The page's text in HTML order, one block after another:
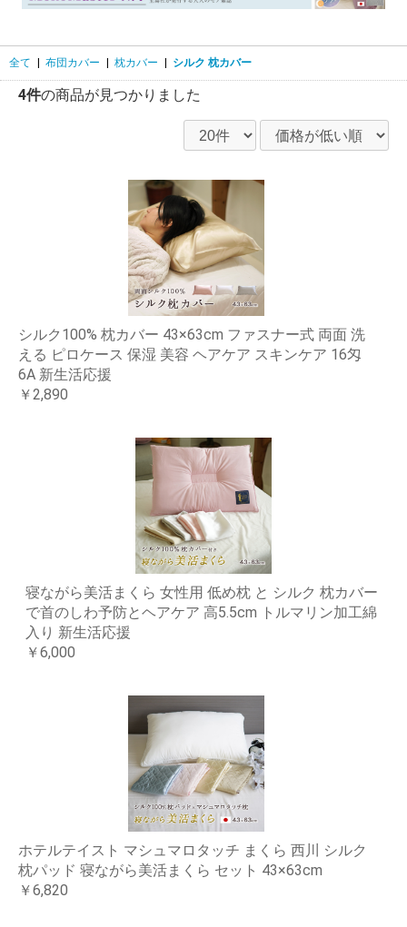
全て 布団カバー 枕カバー シルク 枕カバー
4件の商品が見つかりました
シルク100% 枕カバー 43×63cm ファスナー式 両面 洗
える ピロケース 保湿 美容 ヘアケア スキンケア 16匁
6A 新生活応援
￥2,890
寝ながら美活まくら 女性用 低め枕 と シルク 枕カバー
で首のしわ予防とヘアケア 高5.5cm トルマリン加工綿
入り 新生活応援
￥6,000
ホテルテイスト マシュマロタッチ まくら 西川 シルク
枕パッド 寝ながら美活まくら セット 43×63cm
￥6,820